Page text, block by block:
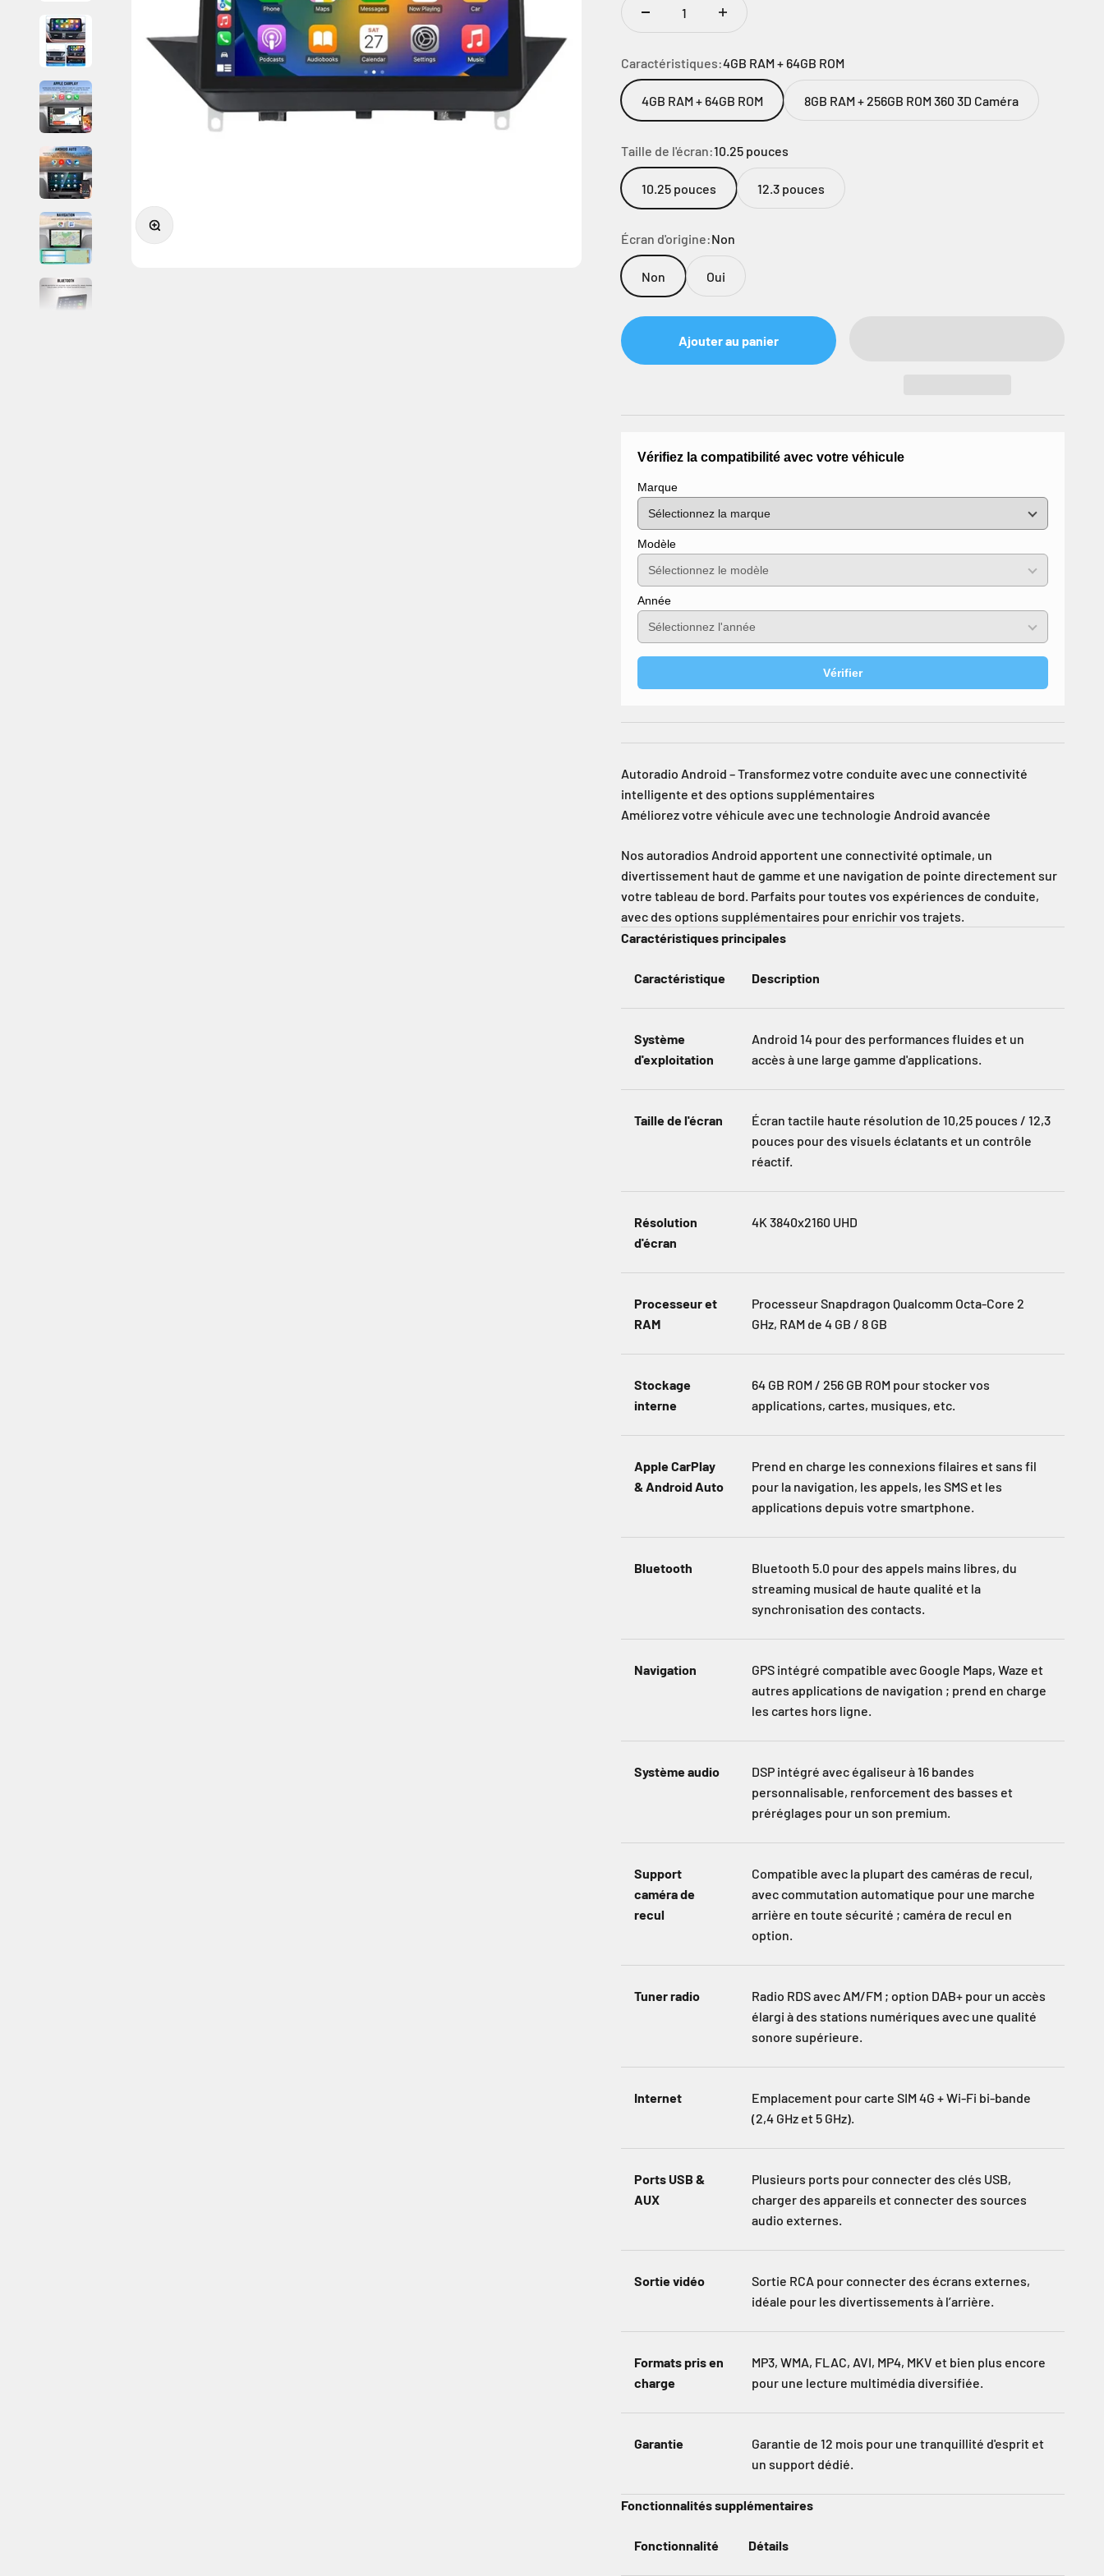
Zoomer sur l'image
Caractéristiques:4GB RAM + 64GB ROM
4GB RAM + 64GB ROM 8GB RAM + 256GB ROM 360 3D Caméra
Taille de l'écran:10.25 pouces
10.25 pouces 12.3 pouces
Écran d'origine:Non
Non Oui
Ajouter au panier
Vérifiez la compatibilité avec votre véhicule
Marque
Modèle
Année
Vérifier
Autoradio Android – Transformez votre conduite avec une connectivité
intelligente et des options supplémentaires
Améliorez votre véhicule avec une technologie Android avancée
Nos autoradios Android apportent une connectivité optimale, un
divertissement haut de gamme et une navigation de pointe directement sur
votre tableau de bord. Parfaits pour toutes vos expériences de conduite,
avec des options supplémentaires pour enrichir vos trajets.
Caractéristiques principales
Caractéristique Description
Système
d'exploitation
Android 14 pour des performances fluides et un
accès à une large gamme d'applications.
Taille de l'écran
Écran tactile haute résolution de 10,25 pouces / 12,3
pouces pour des visuels éclatants et un contrôle
réactif.
Résolution
d'écran
4K 3840x2160 UHD
Processeur et
RAM
Processeur Snapdragon Qualcomm Octa-Core 2
GHz, RAM de 4 GB / 8 GB
Stockage
interne
64 GB ROM / 256 GB ROM pour stocker vos
applications, cartes, musiques, etc.
Apple CarPlay
& Android Auto
Prend en charge les connexions filaires et sans fil
pour la navigation, les appels, les SMS et les
applications depuis votre smartphone.
Bluetooth
Bluetooth 5.0 pour des appels mains libres, du
streaming musical de haute qualité et la
synchronisation des contacts.
Navigation
GPS intégré compatible avec Google Maps, Waze et
autres applications de navigation ; prend en charge
les cartes hors ligne.
Système audio
DSP intégré avec égaliseur à 16 bandes
personnalisable, renforcement des basses et
préréglages pour un son premium.
Support
caméra de
recul
Compatible avec la plupart des caméras de recul,
avec commutation automatique pour une marche
arrière en toute sécurité ; caméra de recul en
option.
Tuner radio
Radio RDS avec AM/FM ; option DAB+ pour un accès
élargi à des stations numériques avec une qualité
sonore supérieure.
Internet
Emplacement pour carte SIM 4G + Wi-Fi bi-bande
(2,4 GHz et 5 GHz).
Ports USB &
AUX
Plusieurs ports pour connecter des clés USB,
charger des appareils et connecter des sources
audio externes.
Sortie vidéo
Sortie RCA pour connecter des écrans externes,
idéale pour les divertissements à l’arrière.
Formats pris en
charge
MP3, WMA, FLAC, AVI, MP4, MKV et bien plus encore
pour une lecture multimédia diversifiée.
Garantie
Garantie de 12 mois pour une tranquillité d'esprit et
un support dédié.
Fonctionnalités supplémentaires
Fonctionnalité Détails